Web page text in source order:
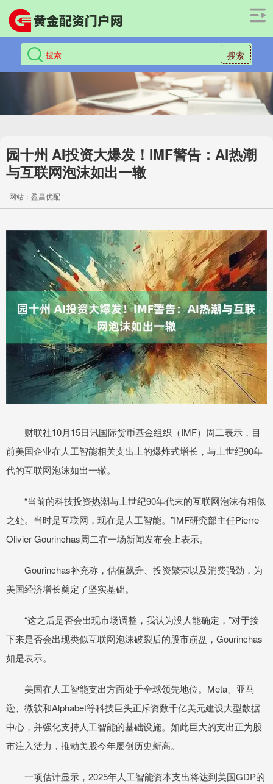
搜索
园十州 AI投资大爆发！IMF警告：AI热潮
与互联网泡沫如出一辙
网站：盈昌优配
财联社10月15日讯国际货币基金组织（IMF）周二表示，目
前美国企业在人工智能相关支出上的爆炸式增长，与上世纪90年
代的互联网泡沫如出一辙。
“当前的科技投资热潮与上世纪90年代末的互联网泡沫有相似
之处。当时是互联网，现在是人工智能。”IMF研究部主任Pierre-
Olivier Gourinchas周二在一场新闻发布会上表示。
Gourinchas补充称，估值飙升、投资繁荣以及消费强劲，为
美国经济增长奠定了坚实基础。
“这之后是否会出现市场调整，我认为没人能确定，”对于接
下来是否会出现类似互联网泡沫破裂后的股市崩盘，Gourinchas
如是表示。
美国在人工智能支出方面处于全球领先地位。Meta、亚马
逊、微软和Alphabet等科技巨头正斥资数千亿美元建设大型数据
中心，并强化支持人工智能的基础设施。如此巨大的支出正为股
市注入活力，推动美股今年屡创历史新高。
一项估计显示，2025年人工智能资本支出将达到美国GDP的